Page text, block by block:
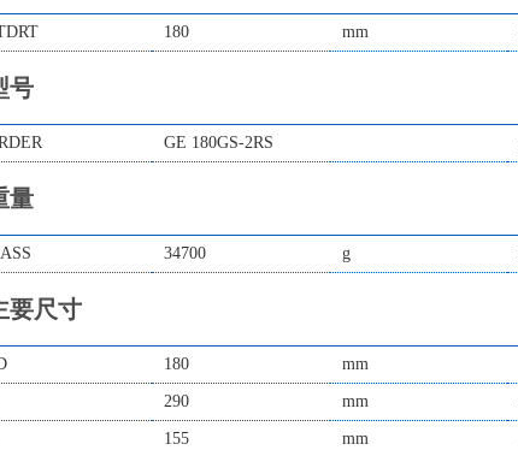
180 mm
号
GE 180GS-2RS
量
34700 g
要尺寸
180 mm
290 mm
155 mm